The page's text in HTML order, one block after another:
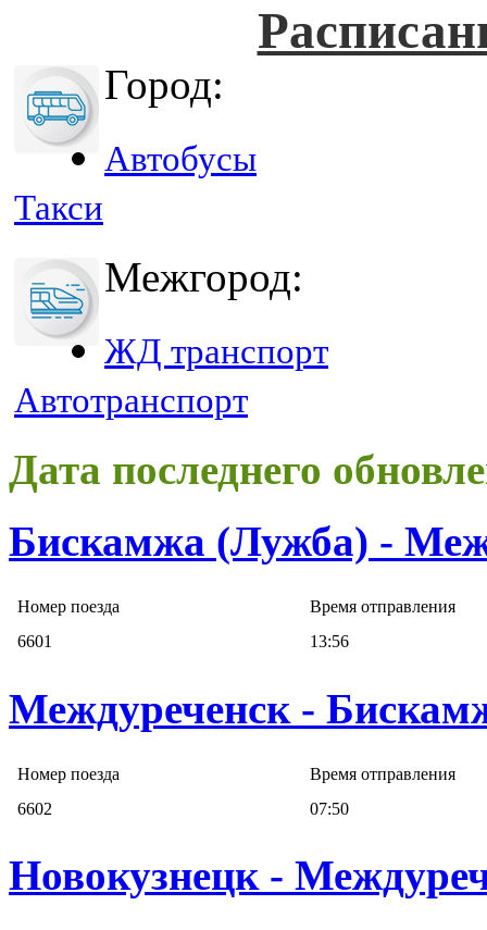
Город:
Автобусы
Такси
Межгород:
ЖД транспорт
Автотранспорт
Дата последнего
Бискамжа (Лужба) -
Номер поезда
Время отправления
6601
13:56
Междуреченск -
Номер поезда
Время отправления
6602
07:50
Новокузнецк -